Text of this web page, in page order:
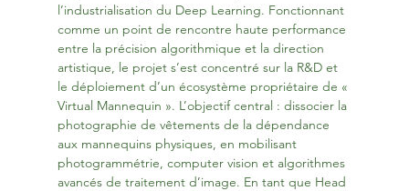
l’industrialisation du Deep Learning. Fonctionnant
comme un point de rencontre haute performance
entre la précision algorithmique et la direction
artistique, le projet s’est concentré sur la R&D et
le déploiement d’un écosystème propriétaire de «
Virtual Mannequin ». L’objectif central : dissocier la
photographie de vêtements de la dépendance
aux mannequins physiques, en mobilisant
photogrammétrie, computer vision et algorithmes
avancés de traitement d’image. En tant que Head